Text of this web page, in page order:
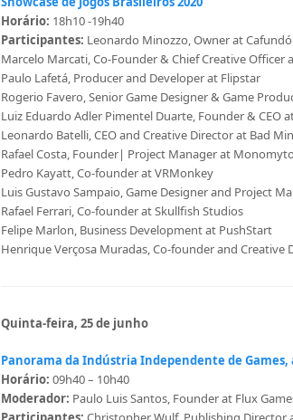
Horário: 18h10 -19h40
Participantes: Leonardo Minozzo, Owner at Cafundó
Marcelo Marcati, Co-Founder & Chief Creative Officer
Paulo Lafetá, Producer and Developer at Flipstar
Rogerio Favero, Senior Game Designer & Game
Luiz Eduardo Adler Pimentel Duarte, Founder & CEO
Leonardo Batelli, CEO and Creative Director at Bad
Rafael Costa, Founder| Project Manager at Monomyto
Pedro Kayatt, Co-founder at VRMonkey
Luis Gustavo Sampaio, Game Designer and Project
Rafael Ferrari, Co-founder at Skullfish Studios
Felipe Marlon, Business Development at PushStart
Henrique Verçosa Muradas, Co-founder and Creative
Quinta-feira, 25 de junho
Panorama da Indústria Independente de Games,
Horário: 09h40 – 10h40
Moderador: Paulo Luis Santos, Founder at Flux